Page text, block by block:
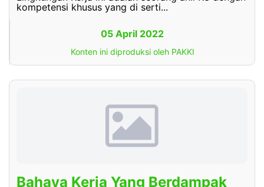
kompetensi khusus yang di serti...
05 April 2022
Konten ini diproduksi oleh PAKKI
Bahaya Kerja Yang Berdampak